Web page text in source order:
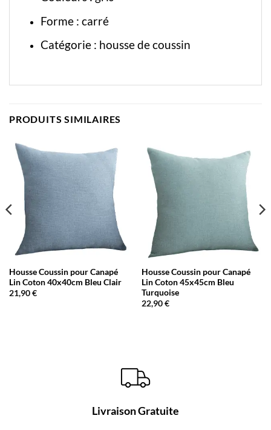
Forme : carré
Catégorie : housse de coussin
PRODUITS SIMILAIRES
Housse Coussin pour Canapé
Lin Coton 40x40cm Bleu Clair
21,90€
Housse Coussin pour Canapé
Lin Coton 45x45cm Bleu
Turquoise
22,90€
Livraison Gratuite